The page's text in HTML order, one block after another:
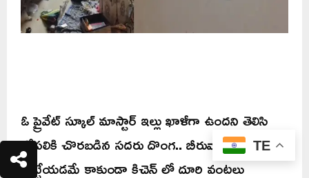
ఓ ప్రైవేట్ స్కూల్ మాస్టార్ ఇల్లు ఖాళీగా ఉందని తెలిసి
లోపలికి చొరబడిన సదరు దొంగ.. బీరువాలోని క్యాష్
కొట్టేయడమే కాకుండా కిచెన్ లో దూరి వంటలు
TE